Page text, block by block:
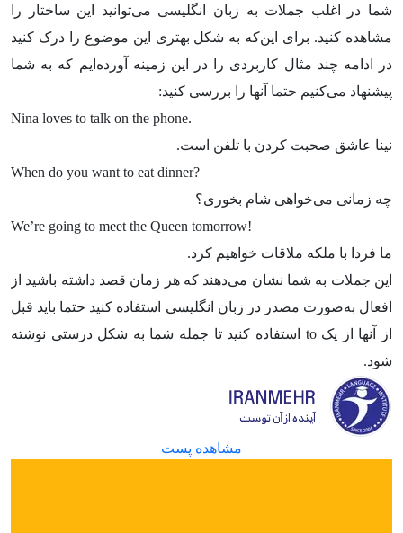
شما در اغلب جملات به زبان انگلیسی می‌توانید این ساختار را
مشاهده کنید. برای این‌که به شکل بهتری این موضوع را درک کنید
در ادامه چند مثال کاربردی را در این زمینه آورده‌ایم که به شما
پیشنهاد می‌کنیم حتما آنها را بررسی کنید:
Nina loves to talk on the phone.
نینا عاشق صحبت کردن با تلفن است.
When do you want to eat dinner?
چه زمانی می‌خواهی شام بخوری؟
We’re going to meet the Queen tomorrow!
ما فردا با ملکه ملاقات خواهیم کرد.
این جملات به شما نشان می‌دهند که هر زمان قصد داشته باشید از
افعال به‌صورت مصدر در زبان انگلیسی استفاده کنید حتما باید قبل
از آنها از یکto استفاده کنید تا جمله شما به شکل درستی نوشته
شود.
مشاهده پست